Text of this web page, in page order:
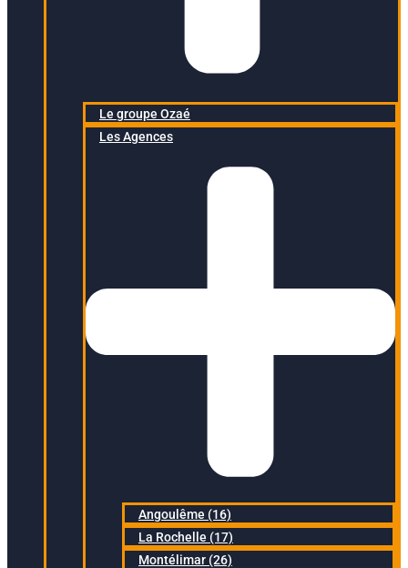
Le groupe Ozaé
Les Agences
Angoulême (16)
La Rochelle (17)
Montélimar (26)